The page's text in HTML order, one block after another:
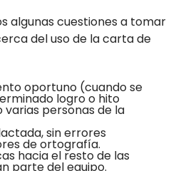
algunas cuestiones a tomar
del uso de la carta de
oportuno (cuando se
logro o hito
personas de la
sin errores
de ortografía.
hacia el resto de las
parte del equipo.